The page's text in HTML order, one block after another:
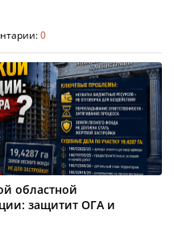
0
областной
защитит ОГА и